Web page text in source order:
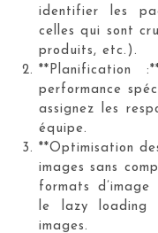
identifier les
celles qui sont
produits, etc.).
**Planification
performance
assignez les
équipe.
**Optimisation
images sans
formats
le lazy loading
images.